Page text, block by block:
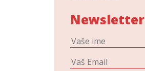
Newsletter